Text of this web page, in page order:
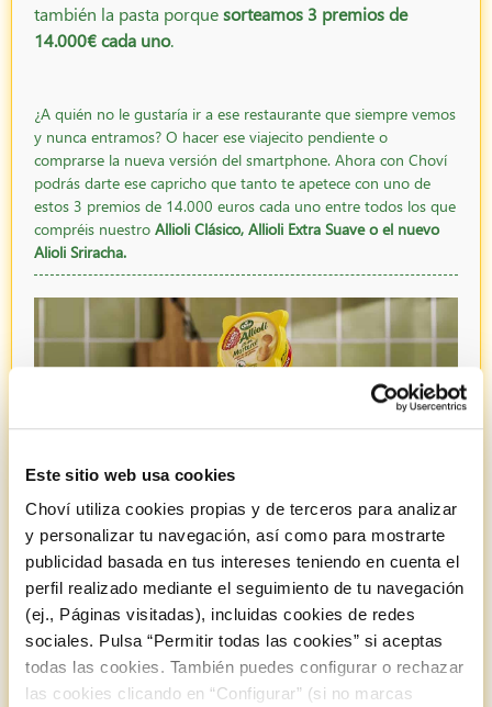
Este sitio web usa cookies
Choví utiliza cookies propias y de terceros para analizar
y personalizar tu navegación, así como para mostrarte
publicidad basada en tus intereses teniendo en cuenta el
perfil realizado mediante el seguimiento de tu navegación
(ej., Páginas visitadas), incluidas cookies de redes
sociales. Pulsa “Permitir todas las cookies” si aceptas
todas las cookies. También puedes configurar o rechazar
las cookies clicando en “Configurar” (si no marcas
también la pasta porquesorteamos 3 premios de
14.000€ cada uno.
¿A quién no le gustaría ir a ese restaurante que siempre vemos
y nunca entramos? O hacer ese viajecito pendiente o
comprarse la nueva versión del smartphone. Ahora con Choví
podrás darte ese capricho que tanto te apetece con uno de
estos 3 premios de 14.000 euros cada uno entre todos los que
compréis nuestro Allioli Clásico, Allioli Extra Suave o el nuevo
Alioli Sriracha.
Participar es muy fácil:Completael siguiente formulario
de registropara participar en el sorteo, sube tu ticket de
compra
El formulario secerrará el próximo 15 de Octubre.
Publicaremos los ganadores el 5 de Noviembre De